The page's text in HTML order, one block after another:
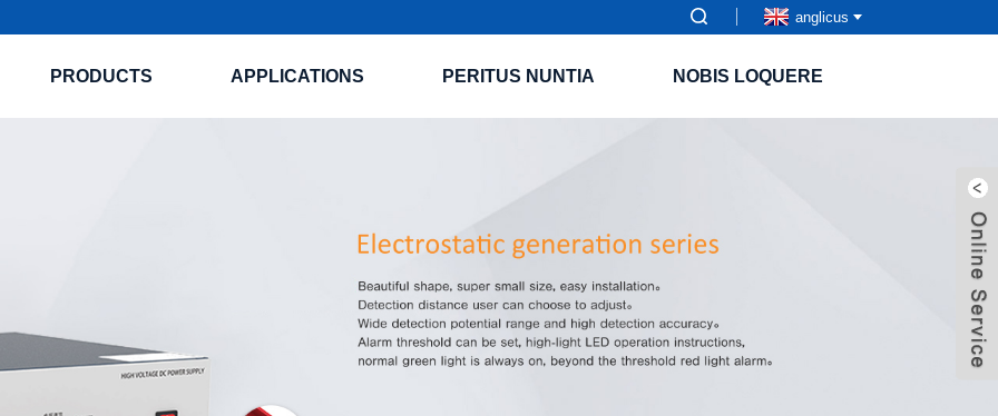
anglicus
PRODUCTS APPLICATIONS PERITUS NUNTIA NOBIS LOQUERE